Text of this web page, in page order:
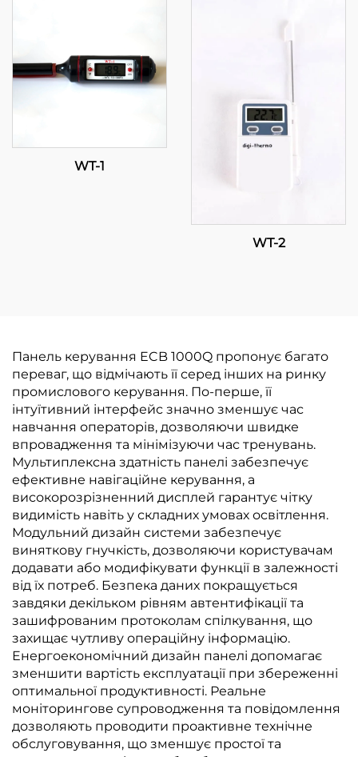
WT-1
WT-2
Панель керування ECB 1000Q пропонує багато
переваг, що відмічають її серед інших на ринку
промислового керування. По-перше, її
інтуїтивний інтерфейс значно зменшує час
навчання операторів, дозволяючи швидке
впровадження та мінімізуючи час тренувань.
Мультиплексна здатність панелі забезпечує
ефективне навігаційне керування, а
високорозрізненний дисплей гарантує чітку
видимість навіть у складних умовах освітлення.
Модульний дизайн системи забезпечує
виняткову гнучкість, дозволяючи користувачам
додавати або модифікувати функції в залежності
від їх потреб. Безпека даних покращується
завдяки декільком рівням автентифікації та
зашифрованим протоколам спілкування, що
захищає чутливу операційну інформацію.
Енергоекономічний дизайн панелі допомагає
зменшити вартість експлуатації при збереженні
оптимальної продуктивності. Реальне
моніторингове супроводження та повідомлення
дозволяють проводити проактивне технічне
обслуговування, що зменшує простої та